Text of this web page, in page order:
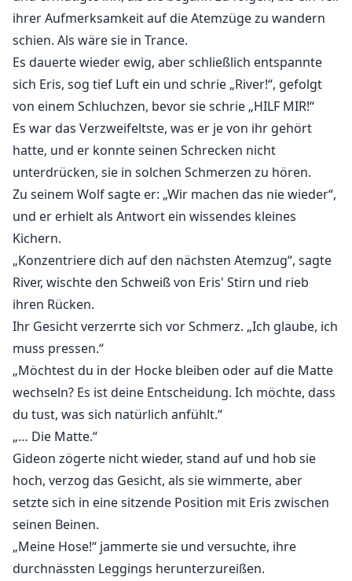
ihrer Aufmerksamkeit auf die Atemzüge zu wandern
schien. Als wäre sie in Trance.
Es dauerte wieder ewig, aber schließlich entspannte
sich Eris, sog tief Luft ein und schrie „River!“, gefolgt
von einem Schluchzen, bevor sie schrie „HILF MIR!“
Es war das Verzweifeltste, was er je von ihr gehört
hatte, und er konnte seinen Schrecken nicht
unterdrücken, sie in solchen Schmerzen zu hören.
Zu seinem Wolf sagte er: „Wir machen das nie wieder“,
und er erhielt als Antwort ein wissendes kleines
Kichern.
„Konzentriere dich auf den nächsten Atemzug“, sagte
River, wischte den Schweiß von Eris' Stirn und rieb
ihren Rücken.
Ihr Gesicht verzerrte sich vor Schmerz. „Ich glaube, ich
muss pressen.“
„Möchtest du in der Hocke bleiben oder auf die Matte
wechseln? Es ist deine Entscheidung. Ich möchte, dass
du tust, was sich natürlich anfühlt.“
„… Die Matte.“
Gideon zögerte nicht wieder, stand auf und hob sie
hoch, verzog das Gesicht, als sie wimmerte, aber
setzte sich in eine sitzende Position mit Eris zwischen
seinen Beinen.
„Meine Hose!“ jammerte sie und versuchte, ihre
durchnässten Leggings herunterzureißen.